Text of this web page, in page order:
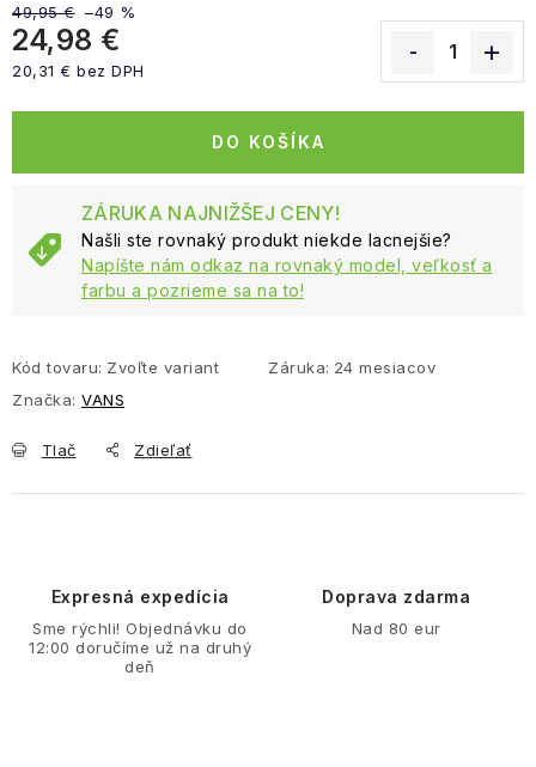
49,95 € –49 %
24,98 €
20,31 € bez DPH
DO KOŠÍKA
ZÁRUKA NAJNIŽŠEJ CENY!
Našli ste rovnaký produkt niekde lacnejšie?
Napíšte nám odkaz na rovnaký model, veľkosť a
farbu a pozrieme sa na to!
Kód tovaru: Zvoľte variant Záruka: 24 mesiacov
Značka: VANS
Tlač Zdieľať
Expresná expedícia
Sme rýchli! Objednávku do
12:00 doručíme už na druhý
deň
Doprava zdarma
Nad 80 eur